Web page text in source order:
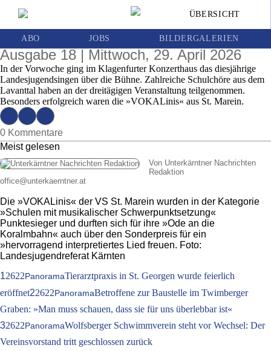
ÜBERSICHT
ABO JOBS BILDERGALERIEN
Lavanttaler Schüler stellten ihr Gesangstalent
Beweis
Ausgabe 18 | Mittwoch, 29. April 2026
In der Vorwoche ging im Klagenfurter Konzerthaus das diesjährige
Landesjugendsingen über die Bühne. Zahlreiche Schulchöre aus dem
Lavanttal haben an der dreitägigen Veranstaltung teilgenommen.
Besonders erfolgreich waren die »VOKALinis« aus St. Marein.
0 Kommentare
Meist gelesen
Von Unterkärntner Nachrichten
Redaktion
office@unterkaerntner.at
Die »VOKALinis« der VS St. Marein wurden in der Kategorie
»Schulen mit musikalischer Schwerpunktsetzung«
Punktesieger und durften sich für ihre »Ode an die
Koralmbahn« auch über den Sonderpreis für ein
»hervorragend interpretiertes Lied freuen. Foto:
Landesjugendreferat Kärnten
12622PanoramaTierarztpraxis in St. Georgen wurde feierlich
eröffnet22622PanoramaBetroffene zur Baustelle im Twimberger
Graben: »Man muss schauen, dass sie für uns überlebbar ist«
32622PanoramaWolfsberger Schwimmverein steht vor Wechsel: Der
Vereinsvorstand tritt geschlossen zurück